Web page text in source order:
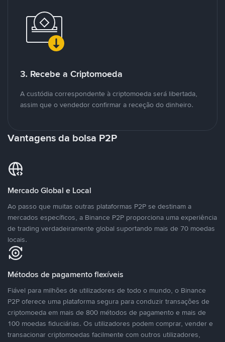
3. Recebe a Criptomoeda
A custódia correspondente à criptomoeda será libertada,
assim que o vendedor confirmar a receção do dinheiro.
Vantagens da bolsa P2P
Mercado Global e Local
Ao passo que muitas outras plataformas P2P se destinam a
mercados específicos, a Binance P2P proporciona uma experiência
de trading verdadeiramente global suportando mais de 70 moedas
locais.
Métodos de pagamento flexíveis
Fiável para milhões de utilizadores de todo o mundo, o Binance
P2P oferece uma plataforma segura para conduzir transações de
criptomoeda em mais de 800 métodos de pagamento e mais de
100 moedas fiduciárias. Os utilizadores podem comprar, vender e
transacionar criptomoedas facilmente com outros utilizadores,